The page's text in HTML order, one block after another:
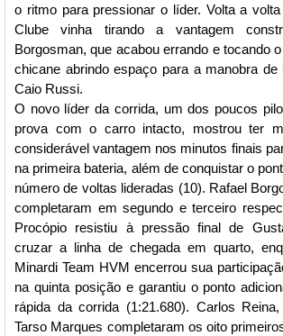
o ritmo para pressionar o líder. Volta a
Clube vinha tirando a vantagem
Borgosman, que acabou errando e tocando
chicane abrindo espaço para a manobra de
Caio Russi.
O novo líder da corrida, um dos poucos
prova com o carro intacto, mostrou ter
considerável vantagem nos minutos finais
na primeira bateria, além de conquistar o
número de voltas lideradas (10). Rafael
completaram em segundo e terceiro
Procópio resistiu à pressão final de
cruzar a linha de chegada em quarto,
Minardi Team HVM encerrou sua
na quinta posição e garantiu o ponto
rápida da corrida (1:21.680). Carlos
Tarso Marques completaram os oito